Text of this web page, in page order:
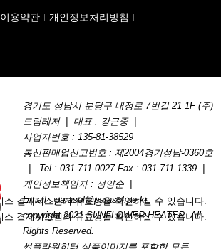
이용약관 개인정보처리방침
경기도 성남시 분당구 내정로 7번길 21 1F (주)
드림레저 | 대표 : 강근중|
사업자번호 : 135-81-38529
통신판매업신고번호 : 제2004경기성남-0360호
Tel : 031-711-0027 Fax : 031-711-1339
개인정보책임자 : 정양순
Email : parasol@parasol.pe.kr
copyright 2021 SUNFLOWER HEATER. All
Rights Reserved.
썬플라워히터 상품이미지를 포함한 모든